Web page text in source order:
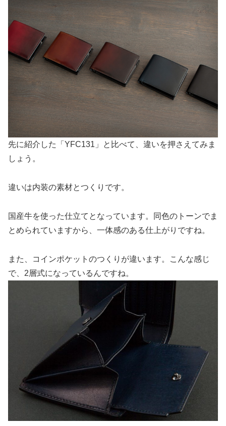
先に紹介した「YFC131」と比べて、違いを押さえてみま
しょう。
違いは内装の素材とつくりです。
国産牛を使った仕立てとなっています。同色のトーンでま
とめられていますから、一体感のある仕上がりですね。
また、コインポケットのつくりが違います。こんな感じ
で、2層式になっているんですね。